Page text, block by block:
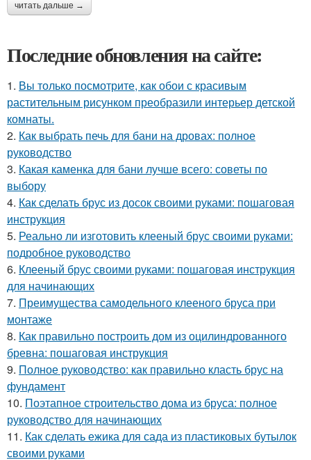
читать дальше →
Последние обновления на сайте:
1. Вы только посмотрите, как обои с красивым
растительным рисунком преобразили интерьер детской
комнаты.
2. Как выбрать печь для бани на дровах: полное
руководство
3. Какая каменка для бани лучше всего: советы по
выбору
4. Как сделать брус из досок своими руками: пошаговая
инструкция
5. Реально ли изготовить клееный брус своими руками:
подробное руководство
6. Клееный брус своими руками: пошаговая инструкция
для начинающих
7. Преимущества самодельного клееного бруса при
монтаже
8. Как правильно построить дом из оцилиндрованного
бревна: пошаговая инструкция
9. Полное руководство: как правильно класть брус на
фундамент
10. Поэтапное строительство дома из бруса: полное
руководство для начинающих
11. Как сделать ежика для сада из пластиковых бутылок
своими руками